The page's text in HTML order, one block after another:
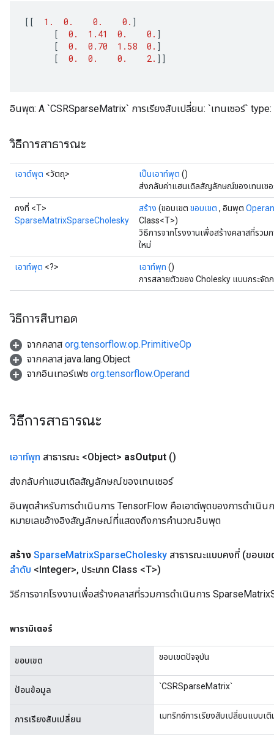
[[ 1. 0. 0. 0. ]
[
0. 1.41 0. 0. ]
[
0. 0.70 1.58 0. ]
[
0. 0. 0. 2. ]]
อินพุต: A `CSRSparseMatrix` การเรียงสับเปลี่ยน: `เทนเซอร์`
วิธีการสาธารณะ
เอาต์พุต <วัตถุ> เป็นเอาท์พุต ()
ส่งกลับค่าแฮนเดิลสัญลักษณ์ของเทนเซ
คงที่ <T>
SparseMatrixSparseCholesky
สร้าง (ขอบเขต ขอบเขต , อินพุต
Class<T>)
วิธีการจากโรงงานเพื่อสร้างคลาสที่รว
ใหม่
เอาท์พุต <?> เอาท์พุท ()
การสลายตัวของ Cholesky แบบกระจัด
วิธีการสืบทอด
จากคลาส org.tensorflow.op.PrimitiveOp
จากคลาส java.lang.Object
จากอินเทอร์เฟซ org.tensorflow.Operand
วิธีการสาธารณะ
เอาท์พุท สาธารณะ <Object> asOutput ()
ส่งกลับค่าแฮนเดิลสัญลักษณ์ของเทนเซอร์
อินพุตสำหรับการดำเนินการ TensorFlow คือเอาต์พุตของการดำเนิน
หมายเลขอ้างอิงสัญลักษณ์ที่แสดงถึงการคำนวณอินพุต
สร้าง SparseMatrixSparseCholesky สาธารณะแบบคงที่ (ขอบเ
ลำดับ <Integer>, ประเภท Class <T>)
วิธีการจากโรงงานเพื่อสร้างคลาสที่รวมการดำเนินการ
พารามิเตอร์
ขอบเขต ขอบเขตปัจจุบัน
ป้อนข้อมูล `CSRSparseMatrix`
การเรียงสับเปลี่ยน เมทริกซ์การเรียงสับเปลี่ยนแบบเ